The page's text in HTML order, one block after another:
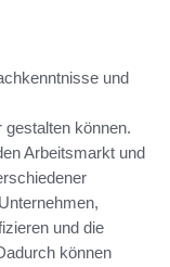
und
können.
Arbeitsmarkt und
und die
können